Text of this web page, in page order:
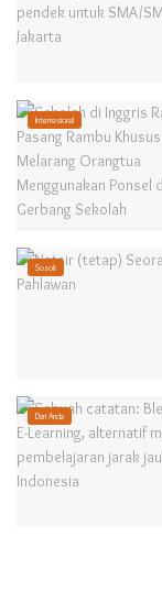
Internasional
Sosok
Dari Anda